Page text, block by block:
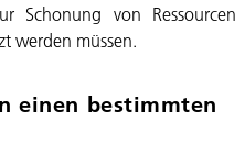
Schonung von Ressourcen
werden müssen.
einen bestimmten